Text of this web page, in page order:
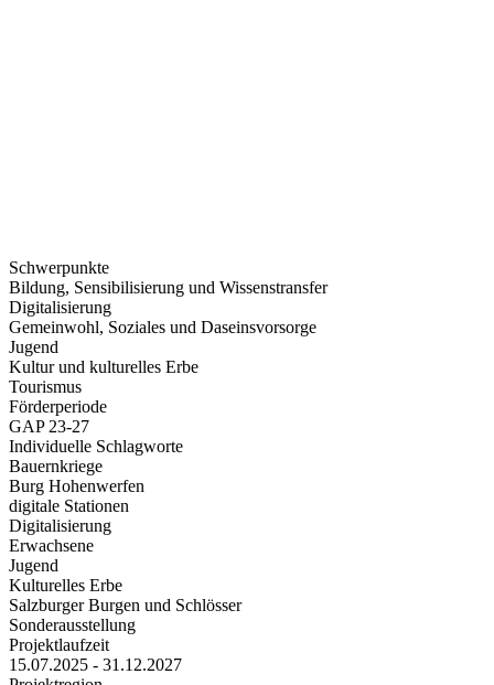
Schwerpunkte
Bildung, Sensibilisierung und Wissenstransfer
Digitalisierung
Gemeinwohl, Soziales und Daseinsvorsorge
Jugend
Kultur und kulturelles Erbe
Tourismus
Förderperiode
GAP 23-27
Individuelle Schlagworte
Bauernkriege
Burg Hohenwerfen
digitale Stationen
Digitalisierung
Erwachsene
Jugend
Kulturelles Erbe
Salzburger Burgen und Schlösser
Sonderausstellung
Projektlaufzeit
15.07.2025 - 31.12.2027